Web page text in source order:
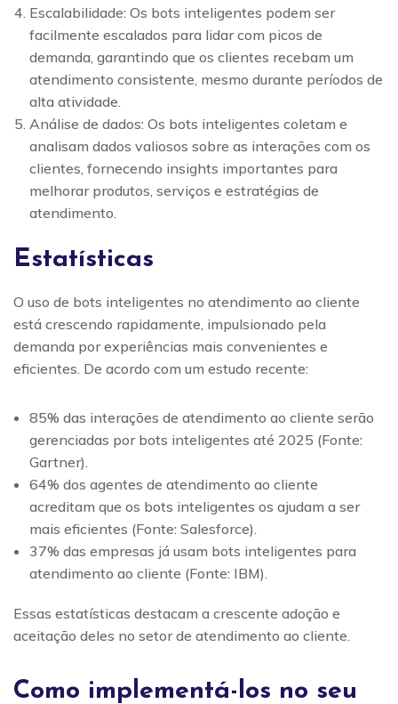
Escalabilidade: Os bots inteligentes podem ser
facilmente escalados para lidar com picos de
demanda, garantindo que os clientes recebam um
atendimento consistente, mesmo durante períodos de
alta atividade.
Análise de dados: Os bots inteligentes coletam e
analisam dados valiosos sobre as interações com os
clientes, fornecendo insights importantes para
melhorar produtos, serviços e estratégias de
atendimento.
Estatísticas
O uso de bots inteligentes no atendimento ao cliente
está crescendo rapidamente, impulsionado pela
demanda por experiências mais convenientes e
eficientes. De acordo com um estudo recente:
85% das interações de atendimento ao cliente serão
gerenciadas por bots inteligentes até 2025 (Fonte:
Gartner).
64% dos agentes de atendimento ao cliente
acreditam que os bots inteligentes os ajudam a ser
mais eficientes (Fonte: Salesforce).
37% das empresas já usam bots inteligentes para
atendimento ao cliente (Fonte: IBM).
Essas estatísticas destacam a crescente adoção e
aceitação deles no setor de atendimento ao cliente.
Como implementá-los no seu